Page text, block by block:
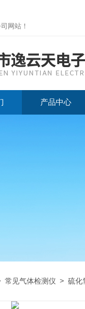
网站 ！
产品中心
常见气体检测仪 > 硫化